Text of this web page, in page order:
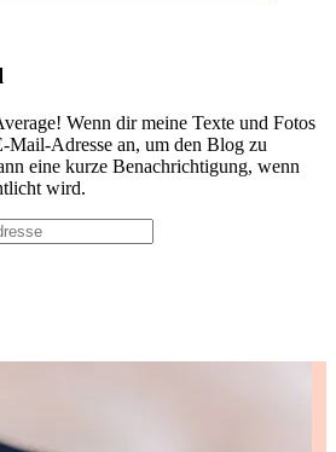
Wenn dir meine Texte und Fotos
Mail-Adresse an, um den Blog zu
eine kurze Benachrichtigung, wenn
wird.